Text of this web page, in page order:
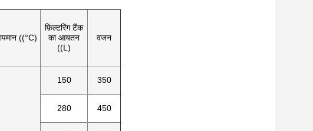
((°C)
फ़िल्टरिंग टैंक
का आयतन
((L)
वजन
150 350
280 450